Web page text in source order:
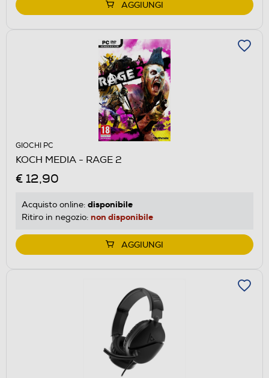
AGGIUNGI
GIOCHI PC
KOCH MEDIA - RAGE 2
€ 12,90
Acquisto online: disponibile
Ritiro in negozio: non disponibile
AGGIUNGI